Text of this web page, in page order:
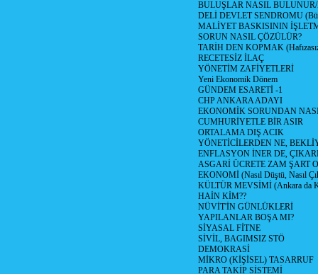
BULUŞLAR NASIL
DELİ DEVLET SENDROMU
MALİYET BASKISININ
SORUN NASIL ÇÖZÜLÜR?
TARİH DEN KOPMAK
RECETESİZ İLAÇ
YÖNETİM ZAFİYETLERİ
Yeni Ekonomik Dönem
GÜNDEM ESARETİ -1
CHP ANKARA ADAYI
EKONOMİK SORUNDAN
CUMHURİYETLE BİR ASIR
ORTALAMA DIŞ ACIK
YÖNETİCİLERDEN NE,
ENFLASYON İNER DE,
ASGARİ ÜCRETE ZAM ŞART
EKONOMİ (Nasıl Düştü, Nasıl
KÜLTÜR MEVSİMİ (Ankara da
HAİN KİM??
NÜVİT'İN GÜNLÜKLERİ
YAPILANLAR BOŞA MI?
SİYASAL FİTNE
SİVİL, BAGIMSIZ STÖ
DEMOKRASİ
MİKRO (KİŞİSEL) TASARRUF
PARA TAKİP SİSTEMİ